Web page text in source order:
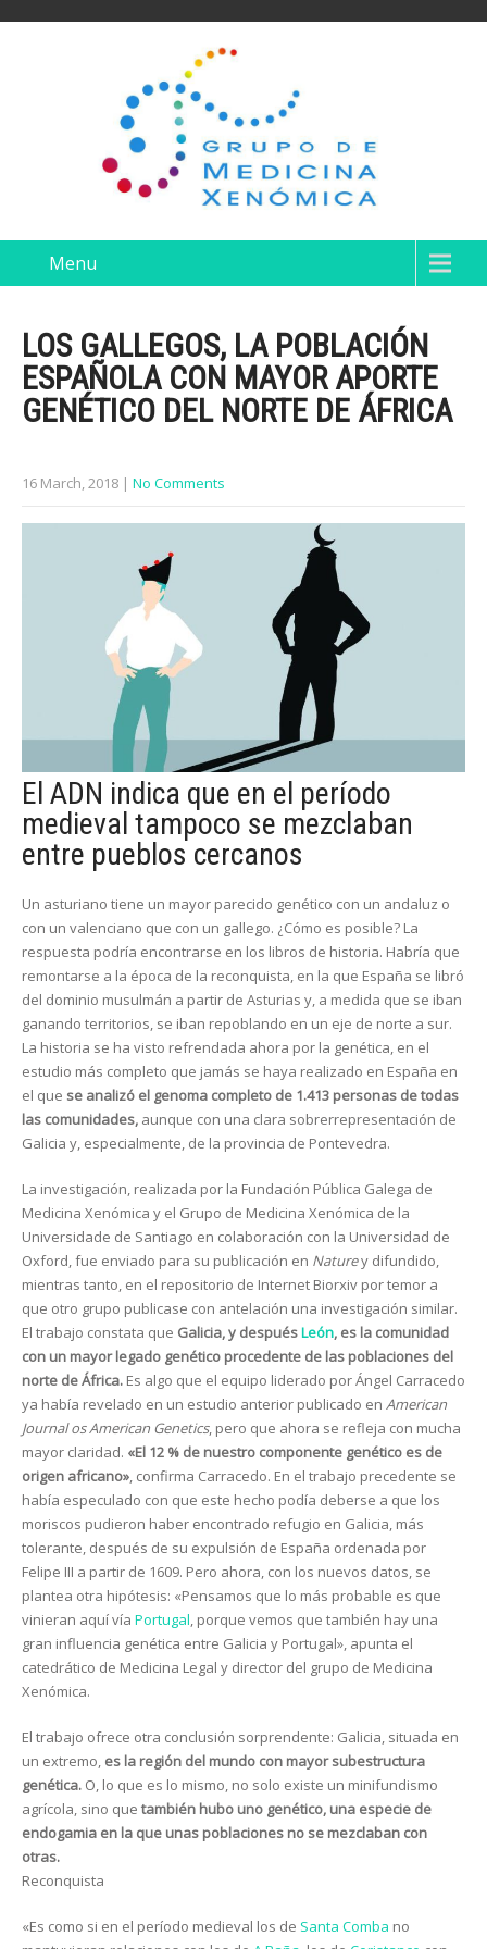
Menu
LOS GALLEGOS, LA POBLACIÓN
ESPAÑOLA CON MAYOR APORTE
GENÉTICO DEL NORTE DE ÁFRICA
16 March, 2018 | No Comments
El ADN indica que en el período
medieval tampoco se mezclaban
entre pueblos cercanos
Un asturiano tiene un mayor parecido genético con un andaluz o
con un valenciano que con un gallego. ¿Cómo es posible? La
respuesta podría encontrarse en los libros de historia. Habría que
remontarse a la época de la reconquista, en la que España se libró
del dominio musulmán a partir de Asturias y, a medida que se iban
ganando territorios, se iban repoblando en un eje de norte a sur.
La historia se ha visto refrendada ahora por la genética, en el
estudio más completo que jamás se haya realizado en España en
el que se analizó el genoma completo de 1.413 personas de todas
las comunidades, aunque con una clara sobrerrepresentación de
Galicia y, especialmente, de la provincia de Pontevedra.
La investigación, realizada por la Fundación Pública Galega de
Medicina Xenómica y el Grupo de Medicina Xenómica de la
Universidade de Santiago en colaboración con la Universidad de
Oxford, fue enviado para su publicación en Naturey difundido,
mientras tanto, en el repositorio de Internet Biorxiv por temor a
que otro grupo publicase con antelación una investigación similar.
El trabajo constata que Galicia, y despuésLeón, es la comunidad
con un mayor legado genético procedente de las poblaciones del
norte de África. Es algo que el equipo liderado por Ángel Carracedo
ya había revelado en un estudio anterior publicado en American
Journal os American Genetics, pero que ahora se refleja con mucha
mayor claridad. «El 12 % de nuestro componente genético es de
origen africano», confirma Carracedo. En el trabajo precedente se
había especulado con que este hecho podía deberse a que los
moriscos pudieron haber encontrado refugio en Galicia, más
tolerante, después de su expulsión de España ordenada por
Felipe III a partir de 1609. Pero ahora, con los nuevos datos, se
plantea otra hipótesis: «Pensamos que lo más probable es que
vinieran aquí vía Portugal, porque vemos que también hay una
gran influencia genética entre Galicia y Portugal», apunta el
catedrático de Medicina Legal y director del grupo de Medicina
Xenómica.
El trabajo ofrece otra conclusión sorprendente: Galicia, situada en
un extremo, es la región del mundo con mayor subestructura
genética. O, lo que es lo mismo, no solo existe un minifundismo
agrícola, sino que también hubo uno genético, una especie de
endogamia en la que unas poblaciones no se mezclaban con
otras.
Reconquista
«Es como si en el período medieval los de Santa Comba no